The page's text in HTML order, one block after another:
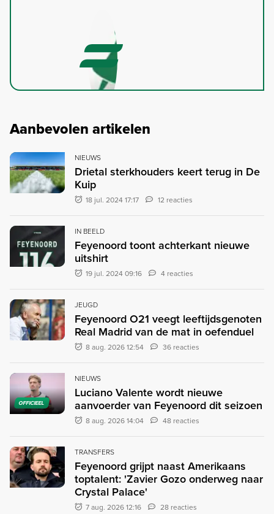
Aanbevolen artikelen
NIEUWS
Drietal sterkhouders keert terug in De
Kuip
18 jul. 2024 17:17 12 reacties
IN BEELD
Feyenoord toont achterkant nieuwe
uitshirt
19 jul. 2024 09:16 4 reacties
JEUGD
Feyenoord O21 veegt leeftijdsgenoten
Real Madrid van de mat in oefenduel
8 aug. 2026 12:54 36 reacties
OFFICIEEL
NIEUWS
Luciano Valente wordt nieuwe
aanvoerder van Feyenoord dit seizoen
8 aug. 2026 14:04 48 reacties
TRANSFERS
Feyenoord grijpt naast Amerikaans
toptalent: 'Zavier Gozo onderweg naar
Crystal Palace'
7 aug. 2026 12:16 28 reacties